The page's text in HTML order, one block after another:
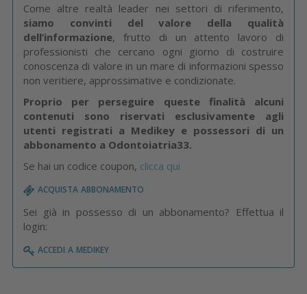
Come altre realtà leader nei settori di riferimento,
siamo convinti del valore della qualità
dell’informazione, frutto di un attento lavoro di
professionisti che cercano ogni giorno di costruire
conoscenza di valore in un mare di informazioni spesso
non veritiere, approssimative e condizionate.
Proprio per perseguire queste finalità alcuni
contenuti sono riservati esclusivamente agli
utenti registrati a Medikey e possessori di un
abbonamento a Odontoiatria33.
Se hai un codice coupon, clicca qui
acquista abbonamento
Sei già in possesso di un abbonamento? Effettua il
login:
accedi a medikey